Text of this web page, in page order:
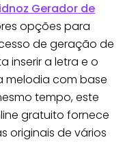
Gerador de
opções para
de geração de
inserir a letra e o
melodia com base
tempo, este
gratuito fornece
originais de vários